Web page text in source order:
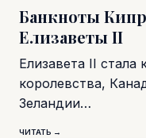
Банкноты
Елизаветы II
Елизавета II стала
королевства,
Зеландии…
ЧИТАТЬ →